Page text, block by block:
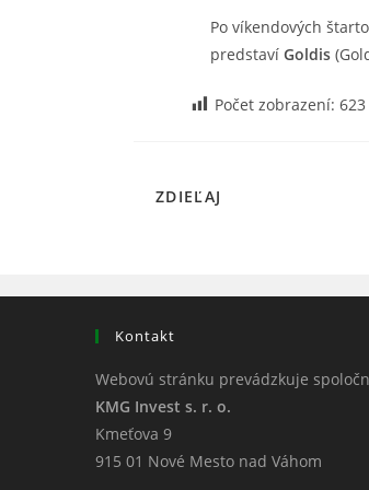
Po víkendových
predstaví Goldis
Počet zobrazení: 623
ZDIEĽAJ
Kontakt
Webovú stránku prevádzkuje
KMG Invest s. r. o.
Kmeťova 9
915 01 Nové Mesto nad Váhom